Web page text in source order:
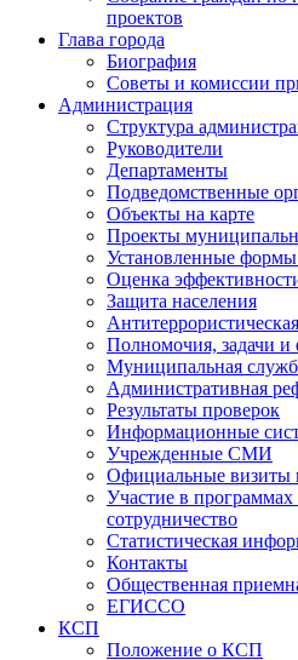
проектов
Глава города
Биография
Советы и комиссии
Администрация
Структура
Руководители
Департаменты
Подведомственные
Объекты на карте
Проекты
Установленные
Оценка
Защита населения
Полномочия, задачи
Муниципальная
Административная
Результаты проверок
Информационные
Учрежденные СМИ
Официальные визиты
Участие в
сотрудничество
Статистическая
Контакты
Общественная
ЕГИССО
КСП
Положение о КСП